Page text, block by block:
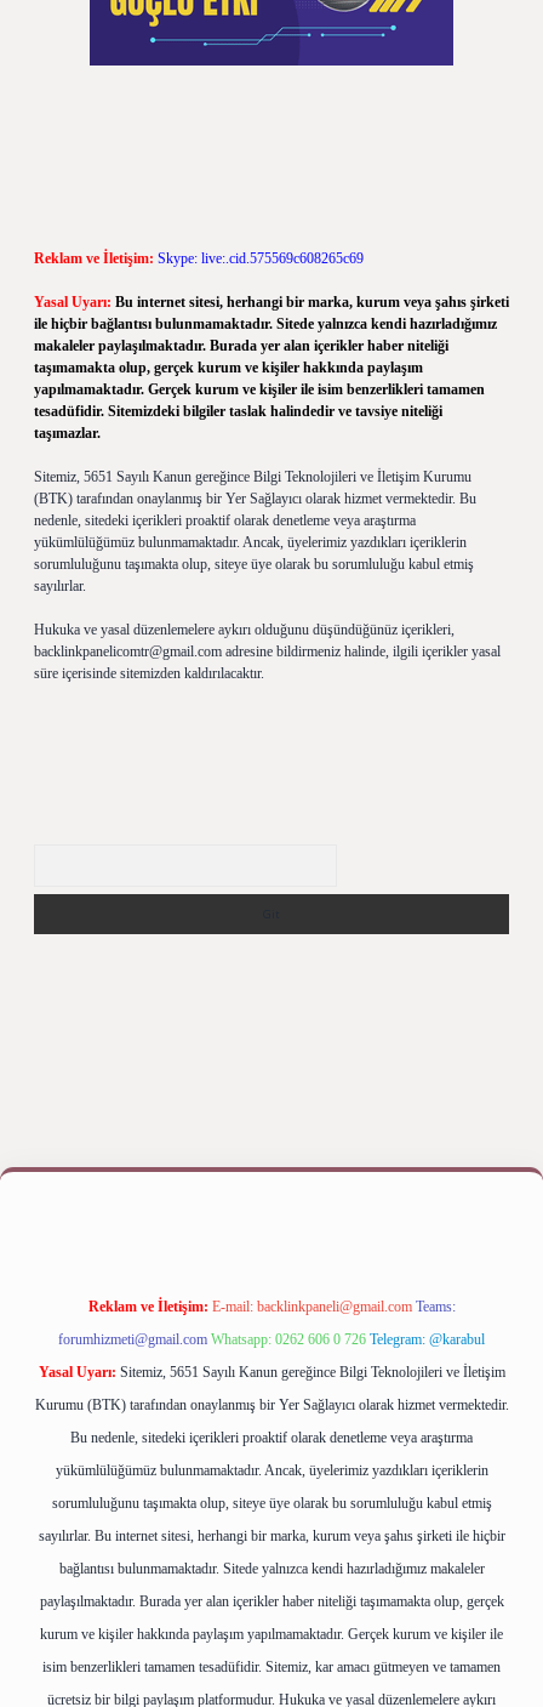
Reklam ve İletişim: Skype: live:.cid.575569c608265c69
Yasal Uyarı: Bu internet sitesi, herhangi bir marka, kurum veya şahıs şirketi
ile hiçbir bağlantısı bulunmamaktadır. Sitede yalnızca kendi hazırladığımız
makaleler paylaşılmaktadır. Burada yer alan içerikler haber niteliği
taşımamakta olup, gerçek kurum ve kişiler hakkında paylaşım
yapılmamaktadır. Gerçek kurum ve kişiler ile isim benzerlikleri tamamen
tesadüfidir. Sitemizdeki bilgiler taslak halindedir ve tavsiye niteliği
taşımazlar.
Sitemiz, 5651 Sayılı Kanun gereğince Bilgi Teknolojileri ve İletişim Kurumu
(BTK) tarafından onaylanmış bir Yer Sağlayıcı olarak hizmet vermektedir. Bu
nedenle, sitedeki içerikleri proaktif olarak denetleme veya araştırma
yükümlülüğümüz bulunmamaktadır. Ancak, üyelerimiz yazdıkları içeriklerin
sorumluluğunu taşımakta olup, siteye üye olarak bu sorumluluğu kabul etmiş
sayılırlar.
Hukuka ve yasal düzenlemelere aykırı olduğunu düşündüğünüz içerikleri,
backlinkpanelicomtr@gmail.com adresine bildirmeniz halinde, ilgili içerikler yasal
süre içerisinde sitemizden kaldırılacaktır.
betexper bahis
Reklam ve İletişim: E-mail: backlinkpaneli@gmail.com Teams:
forumhizmeti@gmail.com Whatsapp: 0262 606 0 726 Telegram: @karabul
Yasal Uyarı: Sitemiz, 5651 Sayılı Kanun gereğince Bilgi Teknolojileri ve İletişim
Kurumu (BTK) tarafından onaylanmış bir Yer Sağlayıcı olarak hizmet vermektedir.
Bu nedenle, sitedeki içerikleri proaktif olarak denetleme veya araştırma
yükümlülüğümüz bulunmamaktadır. Ancak, üyelerimiz yazdıkları içeriklerin
sorumluluğunu taşımakta olup, siteye üye olarak bu sorumluluğu kabul etmiş
sayılırlar. Bu internet sitesi, herhangi bir marka, kurum veya şahıs şirketi ile hiçbir
bağlantısı bulunmamaktadır. Sitede yalnızca kendi hazırladığımız makaleler
paylaşılmaktadır. Burada yer alan içerikler haber niteliği taşımamakta olup, gerçek
kurum ve kişiler hakkında paylaşım yapılmamaktadır. Gerçek kurum ve kişiler ile
isim benzerlikleri tamamen tesadüfidir. Sitemiz, kar amacı gütmeyen ve tamamen
ücretsiz bir bilgi paylaşım platformudur. Hukuka ve yasal düzenlemelere aykırı